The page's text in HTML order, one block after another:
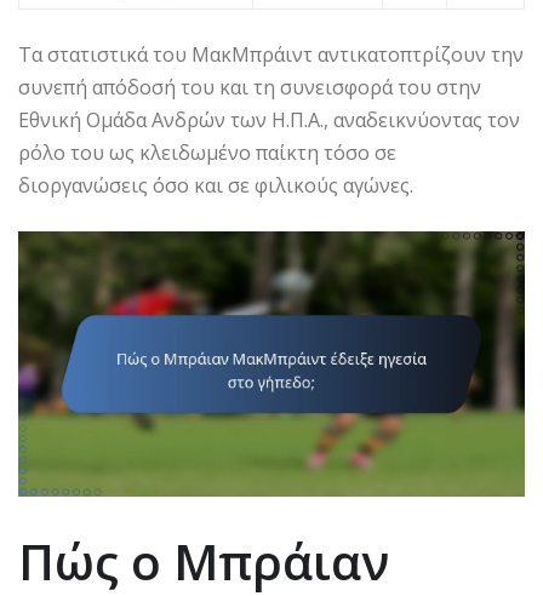
Τα στατιστικά του ΜακΜπράιντ αντικατοπτρίζουν την
συνεπή απόδοσή του και τη συνεισφορά του στην
Εθνική Ομάδα Ανδρών των Η.Π.Α., αναδεικνύοντας τον
ρόλο του ως κλειδωμένο παίκτη τόσο σε
διοργανώσεις όσο και σε φιλικούς αγώνες.
Πώς ο Μπράιαν